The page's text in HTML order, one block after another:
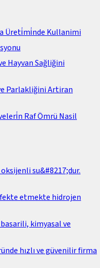
Üreti̇mi̇nde Kullanimi
Hayvan Sağliğini
Parlakliğini Artiran
Raf Ömrü Nasil
su&#8217;dur.
etmekte hidrojen
kimyasal ve
hızlı ve güvenilir firma